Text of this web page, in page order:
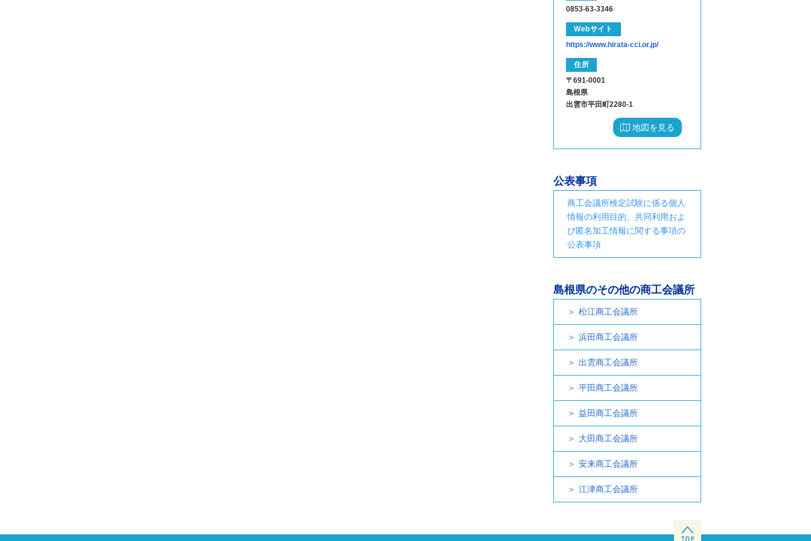
0853-63-3346
Webサイト
https://www.hirata-cci.or.jp/
住所
〒691-0001
島根県
出雲市平田町2280-1
地図を見る
公表事項
商工会議所検定試験に係る個人
情報の利用目的、共同利用およ
び匿名加工情報に関する事項の
公表事項
島根県のその他の商工会議所
松江商工会議所
浜田商工会議所
出雲商工会議所
平田商工会議所
益田商工会議所
大田商工会議所
安来商工会議所
江津商工会議所